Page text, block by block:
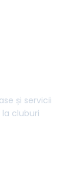
și servicii
la cluburi